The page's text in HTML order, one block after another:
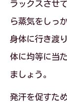
ラックスさせ
ら蒸気をしっ
身体に行き渡
体に均等に当
ましょう。
発汗を促すた